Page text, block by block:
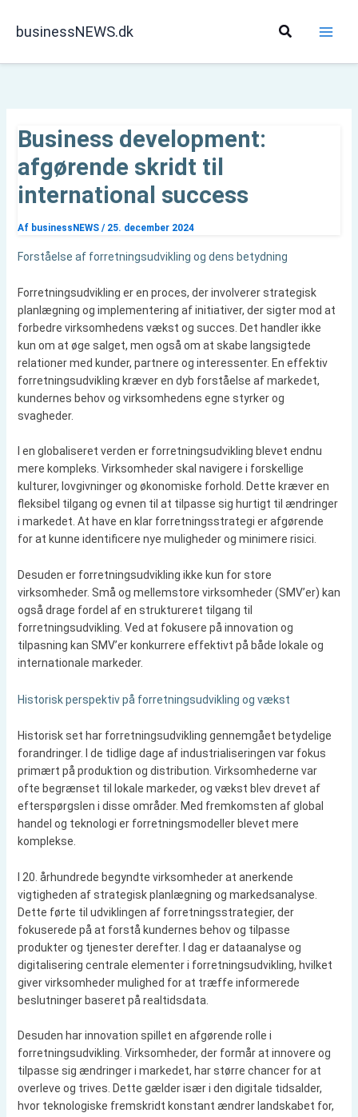
businessNEWS.dk Søg
Business development:
afgørende skridt til
international success
Af businessNEWS / 25. december 2024
Forståelse af forretningsudvikling og dens betydning
Forretningsudvikling er en proces, der involverer strategisk
planlægning og implementering af initiativer, der sigter mod at
forbedre virksomhedens vækst og succes. Det handler ikke
kun om at øge salget, men også om at skabe langsigtede
relationer med kunder, partnere og interessenter. En effektiv
forretningsudvikling kræver en dyb forståelse af markedet,
kundernes behov og virksomhedens egne styrker og
svagheder.
I en globaliseret verden er forretningsudvikling blevet endnu
mere kompleks. Virksomheder skal navigere i forskellige
kulturer, lovgivninger og økonomiske forhold. Dette kræver en
fleksibel tilgang og evnen til at tilpasse sig hurtigt til ændringer
i markedet. At have en klar forretningsstrategi er afgørende
for at kunne identificere nye muligheder og minimere risici.
Desuden er forretningsudvikling ikke kun for store
virksomheder. Små og mellemstore virksomheder (SMV’er) kan
også drage fordel af en struktureret tilgang til
forretningsudvikling. Ved at fokusere på innovation og
tilpasning kan SMV’er konkurrere effektivt på både lokale og
internationale markeder.
Historisk perspektiv på forretningsudvikling og vækst
Historisk set har forretningsudvikling gennemgået betydelige
forandringer. I de tidlige dage af industrialiseringen var fokus
primært på produktion og distribution. Virksomhederne var
ofte begrænset til lokale markeder, og vækst blev drevet af
efterspørgslen i disse områder. Med fremkomsten af global
handel og teknologi er forretningsmodeller blevet mere
komplekse.
I 20. århundrede begyndte virksomheder at anerkende
vigtigheden af strategisk planlægning og markedsanalyse.
Dette førte til udviklingen af forretningsstrategier, der
fokuserede på at forstå kundernes behov og tilpasse
produkter og tjenester derefter. I dag er dataanalyse og
digitalisering centrale elementer i forretningsudvikling, hvilket
giver virksomheder mulighed for at træffe informerede
beslutninger baseret på realtidsdata.
Desuden har innovation spillet en afgørende rolle i
forretningsudvikling. Virksomheder, der formår at innovere og
tilpasse sig ændringer i markedet, har større chancer for at
overleve og trives. Dette gælder især i den digitale tidsalder,
hvor teknologiske fremskridt konstant ændrer landskabet for,